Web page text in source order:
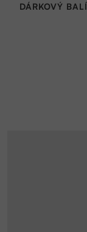
DÁRKOVÝ